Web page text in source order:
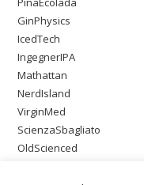
GinPhysics
IcedTech
IngegnerIPA
Mathattan
NerdIsland
VirginMed
ScienzaSbagliato
OldScienced